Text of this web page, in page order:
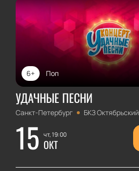
Поп
6+
УДАЧНЫЕ ПЕСНИ
Санкт-Петербург БКЗ Октябрьский
15 чт, 19:00
ОКТ